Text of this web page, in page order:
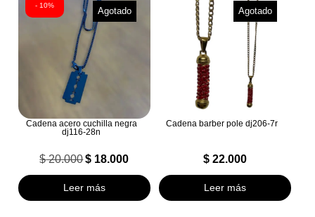
- 10%
Agotado
Cadena acero cuchilla negra
dj116-28n
$20.000 El
precio
$ 18.000El
precio
Leer más
Agotado
Cadena barber pole dj206-7r
$22.000
Leer más